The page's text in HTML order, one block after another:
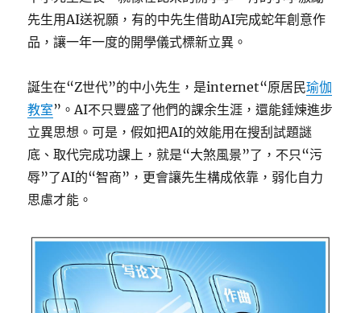
先生用AI送祝願，有的中先生借助AI完成蛇年創意作
品，讓一年一度的開學儀式標新立異。
誕生在“Z世代”的中小先生，是internet“原居民瑜伽
教室”。AI不只豐盛了他們的課余生涯，還能錘煉進步
立異思想。可是，假如把AI的效能用在搜刮試題謎
底、取代完成功課上，就是“大煞風景”了，不只“污
辱”了AI的“智商”，更會讓先生構成依靠，弱化自力
思慮才能。